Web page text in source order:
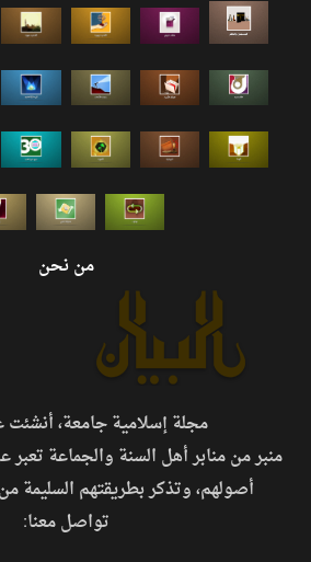
من نحن
مجلة إسلامية جامعة، أنشئت عام 1406هـ.
منبر من منابر أهل السنة والجماعة تعبر
أصولهم، وتذكر بطريقتهم السليمة من
تواصل معنا: